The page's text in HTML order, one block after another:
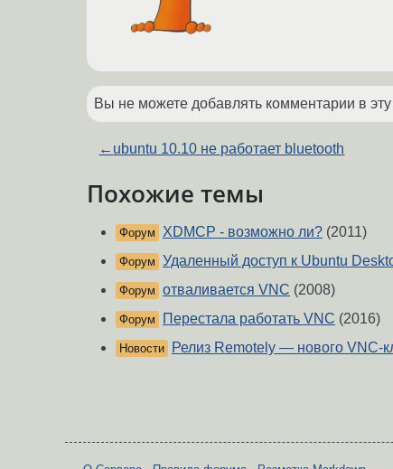
Вы не можете добавлять комментарии в
← ubuntu 10.10 не работает bluetooth
Похожие темы
Форум XDMCP - возможно ли? (2011)
Форум Удаленный доступ к Ubuntu
Форум отваливается VNC (2008)
Форум Перестала работать VNC (2016)
Новости Релиз Remotely — нового VNC-